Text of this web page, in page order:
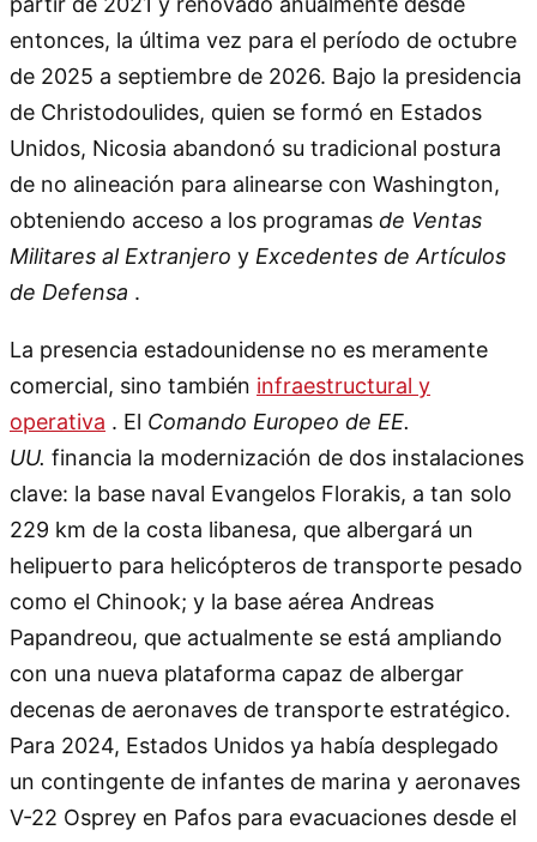
entonces, la última vez para el período de octubre
de 2025 a septiembre de 2026. Bajo la presidencia
de Christodoulides, quien se formó en Estados
Unidos, Nicosia abandonó su tradicional postura
de no alineación para alinearse con Washington,
obteniendo acceso a los programas de Ventas
Militares al Extranjero y Excedentes de Artículos
de Defensa .
La presencia estadounidense no es meramente
comercial, sino también infraestructural y
operativa . El Comando Europeo de EE.
UU. financia la modernización de dos instalaciones
clave: la base naval Evangelos Florakis, a tan solo
229 km de la costa libanesa, que albergará un
helipuerto para helicópteros de transporte pesado
como el Chinook; y la base aérea Andreas
Papandreou, que actualmente se está ampliando
con una nueva plataforma capaz de albergar
decenas de aeronaves de transporte estratégico.
Para 2024, Estados Unidos ya había desplegado
un contingente de infantes de marina y aeronaves
V-22 Osprey en Pafos para evacuaciones desde el